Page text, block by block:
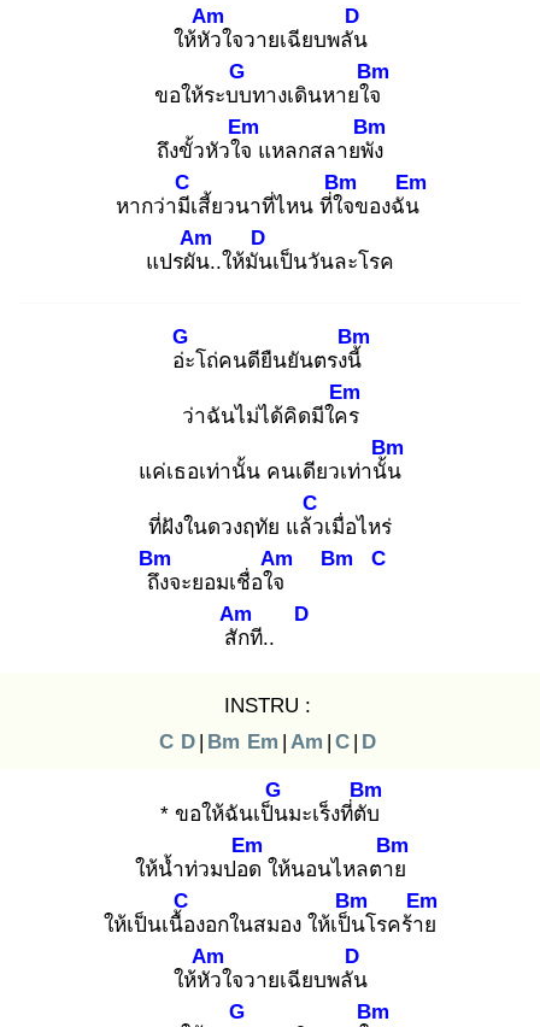
ให้หัว
Am
ใจวายเฉียบพลัน
D
ขอให้ระบบ
G
ทางเดินหายใจ
Bm
ถึงขั้วหัวใจ
Em
แหลกสลายพัง
Bm
หากว่ามีเ
C
สี้ยวนาที่ไหน ที่ใจ
Bm
ของฉัน
Em
แปรผัน
Am
..ให้มัน
D
เป็นวันละโรค
อ่ะ
G
โถ่คนดียืนยันตรงนี้
Bm
ว่าฉันไม่ได้คิดมีใคร
Em
แค่เธอเท่านั้น คนเดียวเท่านั้น
Bm
ที่ฝังในดวงฤทัย แล้ว
C
เมื่อไหร่
ถึง
Bm
จะยอมเชื่อใจ
Am Bm C
สัก
Am
ที..
D
INSTRU :
C D | Bm Em | Am | C | D
* ขอให้ฉันเป็น
G
มะเร็งที่ตับ
Bm
ให้น้ำท่วมปอด
Em
ให้นอนไหลตาย
Bm
ให้เป็นเนื้อ
C
งอกในสมอง ให้เป็น
Bm
โรคร้าย
Em
ให้หัว
Am
ใจวายเฉียบพลัน
D
G
Bm